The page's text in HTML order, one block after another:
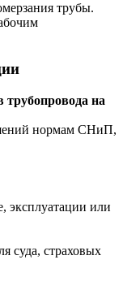
трубы.
трубопровода на
нормам СНиП,
эксплуатации или
суда, страховых